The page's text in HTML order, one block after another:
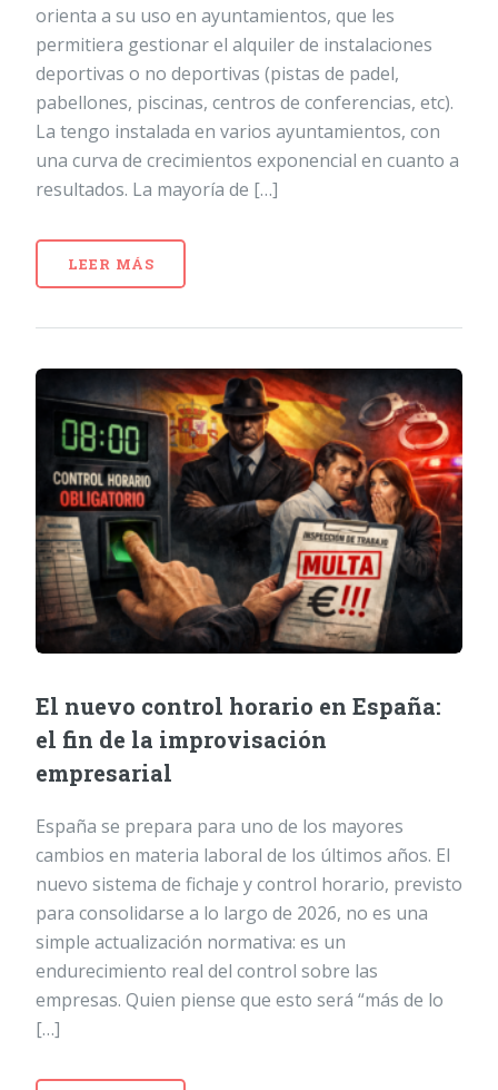
orienta a su uso en ayuntamientos, que les
permitiera gestionar el alquiler de instalaciones
deportivas o no deportivas (pistas de padel,
pabellones, piscinas, centros de conferencias, etc).
La tengo instalada en varios ayuntamientos, con
una curva de crecimientos exponencial en cuanto a
resultados. La mayoría de […]
LEER MÁS
El nuevo control horario en España:
el fin de la improvisación
empresarial
España se prepara para uno de los mayores
cambios en materia laboral de los últimos años. El
nuevo sistema de fichaje y control horario, previsto
para consolidarse a lo largo de 2026, no es una
simple actualización normativa: es un
endurecimiento real del control sobre las
empresas. Quien piense que esto será “más de lo
[…]